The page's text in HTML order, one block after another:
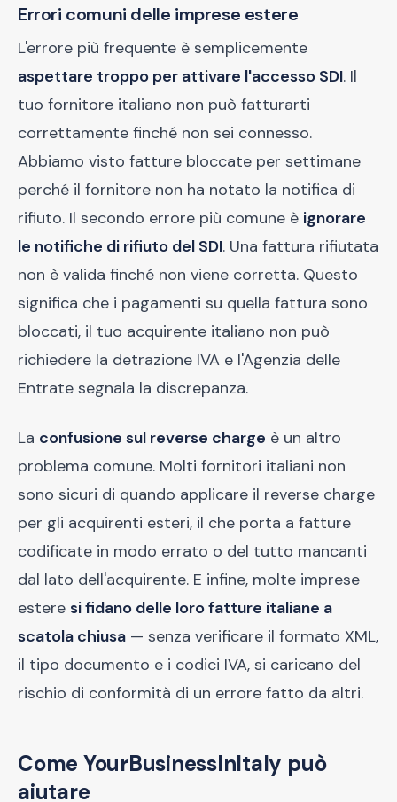
Errori comuni delle imprese estere
L'errore più frequente è semplicemente
aspettare troppo per attivare l'accesso SDI. Il
tuo fornitore italiano non può fatturarti
correttamente finché non sei connesso.
Abbiamo visto fatture bloccate per settimane
perché il fornitore non ha notato la notifica di
rifiuto. Il secondo errore più comune è ignorare
le notifiche di rifiuto del SDI. Una fattura rifiutata
non è valida finché non viene corretta. Questo
significa che i pagamenti su quella fattura sono
bloccati, il tuo acquirente italiano non può
richiedere la detrazione IVA e l'Agenzia delle
Entrate segnala la discrepanza.
La confusione sul reverse charge è un altro
problema comune. Molti fornitori italiani non
sono sicuri di quando applicare il reverse charge
per gli acquirenti esteri, il che porta a fatture
codificate in modo errato o del tutto mancanti
dal lato dell'acquirente. E infine, molte imprese
estere si fidano delle loro fatture italiane a
scatola chiusa — senza verificare il formato XML,
il tipo documento e i codici IVA, si caricano del
rischio di conformità di un errore fatto da altri.
Come YourBusinessInItaly può
aiutare